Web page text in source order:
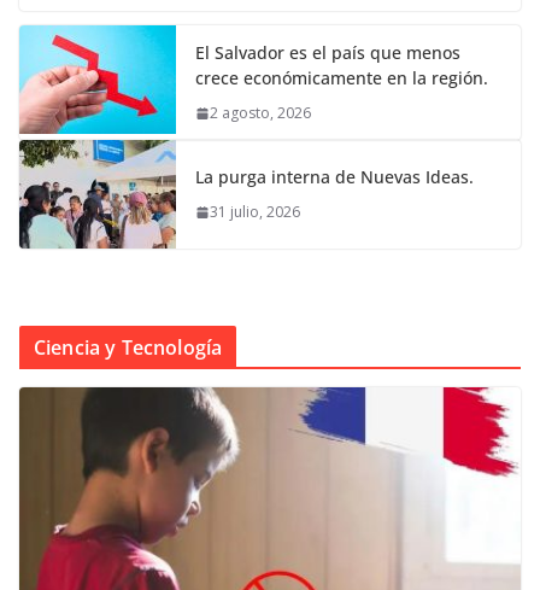
El Salvador es el país que menos
crece económicamente en la región.
2 agosto, 2026
La purga interna de Nuevas Ideas.
31 julio, 2026
Ciencia y Tecnología